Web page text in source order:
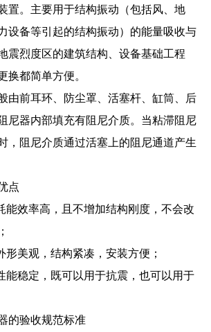
置。主要用于结构振动（包括风、地
设备等引起的结构振动）的能量吸收与
震烈度区的建筑结构、设备基础工程
换都简单方便。
由前耳环、防尘罩、活塞杆、缸筒、后
尼器内部填充有阻尼介质。当粘滞阻尼
，阻尼介质通过活塞上的阻尼通道产生
点
能效率高，且不增加结构刚度，不会改
形美观，结构紧凑，安装方便；
能稳定，既可以用于抗震，也可以用于
的验收规范标准